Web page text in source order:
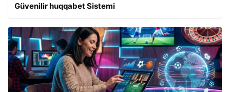
Güvenilir huqqabet Sistemi